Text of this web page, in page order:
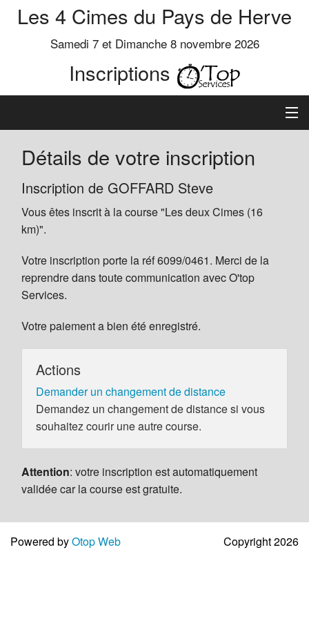
Les 4 Cimes du Pays de Herve
Samedi 7 et Dimanche 8 novembre 2026
Inscriptions
Inscription
Préinscrits
Informations
Détails de votre inscription
Inscription de GOFFARD Steve
Vous êtes inscrit à la course "Les deux Cimes (16
km)".
Votre inscription porte la réf 6099/0461. Merci de la
reprendre dans toute communication avec O'top
Services.
Votre paiement a bien été enregistré.
Actions
Demander un changement de distance
Demandez un changement de distance si vous
souhaitez courir une autre course.
Attention: votre inscription est automatiquement
validée car la course est gratuite.
Powered byOtop Web Copyright 2026